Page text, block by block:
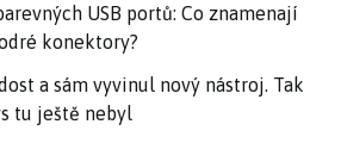
USB portů: Co znamenají
konektory?
a sám vyvinul nový nástroj. Tak
tu ještě nebyl